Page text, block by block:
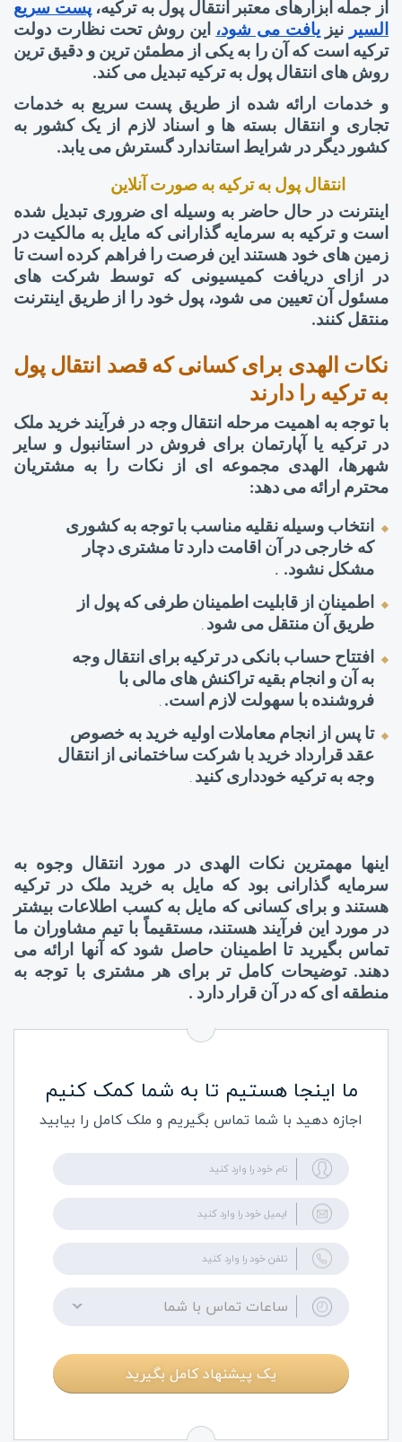
ما اینجا هستیم تا به شما کمک کنیم
اجازه دهید با شما تماس بگیریم و ملک کامل را بیابید
ساعات تماس با شما
یک پیشنهاد کامل بگیرید
از جمله ابزارهای معتبر انتقال پول به ترکیه،پست سریع
السیر نیزیافت می شود، این روش تحت نظارت دولت
ترکیه است که آن را به یکی از مطمئن ترین و دقیق ترین
روش های انتقال پول به ترکیه تبدیل می کند.
و خدمات ارائه شده از طریق پست سریع به خدمات
تجاری و انتقال بسته ها و اسناد لازم از یک کشور به
کشور دیگر در شرایط استاندارد گسترش می یابد.
انتقال پول به ترکیه به صورت آنلاین
اینترنت در حال حاضر به وسیله ای ضروری تبدیل شده
است و ترکیه به سرمایه گذارانی که مایل به مالکیت در
زمین های خود هستند این فرصت را فراهم کرده است تا
در ازای دریافت کمیسیونی که توسط شرکت های
مسئول آن تعیین می شود، پول خود را از طریق اینترنت
منتقل کنند.
نکات الهدی برای کسانی که قصد انتقال پول
به ترکیه را دارند
با توجه به اهمیت مرحله انتقال وجه در فرآیند خرید ملک
در ترکیه یا آپارتمان برای فروش در استانبول و سایر
شهرها، الهدی مجموعه ای از نکات را به مشتریان
محترم ارائه می دهد:
انتخاب وسیله نقلیه مناسب با توجه به کشوری
که خارجی در آن اقامت دارد تا مشتری دچار
مشکل نشود. .
اطمینان از قابلیت اطمینان طرفی که پول از
طریق آن منتقل می شود
افتتاح حساب بانکی در ترکیه برای انتقال وجه
به آن و انجام بقیه تراکنش های مالی با
فروشنده با سهولت لازم است.
تا پس از انجام معاملات اولیه خرید به خصوص
عقد قرارداد خرید با شرکت ساختمانی از انتقال
وجه به ترکیه خودداری کنید
اینها مهمترین نکات الهدی در مورد انتقال وجوه به
سرمایه گذارانی بود که مایل به خرید ملک در ترکیه
هستند و برای کسانی که مایل به کسب اطلاعات بیشتر
در مورد این فرآیند هستند، مستقیماً با تیم مشاوران ما
تماس بگیرید تا اطمینان حاصل شود که آنها ارائه می
دهند. توضیحات کامل تر برای هر مشتری با توجه به
منطقه ای که در آن قرار دارد .